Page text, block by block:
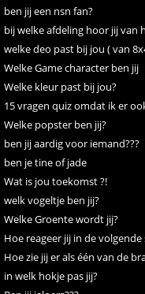
ben jij een nsn fan?
bij welke afdeling hoor jij van
welke deo past bij jou ( van
Welke Game character ben jij
Welke kleur past bij jou?
15 vragen quiz omdat ik er
Welke popster ben jij?
ben jij aardig voor iemand???
ben je tine of jade
Wat is jou toekomst ?!
welk vogeltje ben jij?
Welke Groente wordt jij?
Hoe reageer jij in de volgende
Hoe zie jij er als één van de
in welk hokje pas jij?